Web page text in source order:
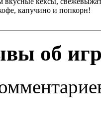
капучино и попкорн!
об